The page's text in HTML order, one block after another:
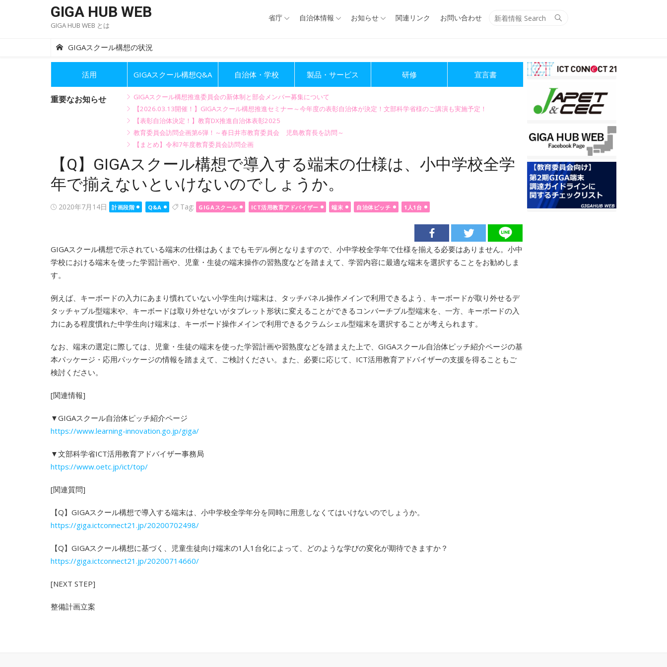
GIGA HUB WEB
GIGA HUB WEB とは
Search
省庁 自治体情報 お知らせ 関連リンク お問い合わせ
GIGAスクール構想の状況
活用 GIGAスクール構想Q&A 自治体・学校 製品・サービス 研修 宣言書
重要なお知らせ
GIGAスクール構想推進委員会の新体制と部会メンバー募集について
【2026.03.13開催！】GIGAスクール構想推進セミナー～今年度の表彰自治体が決定！文部科学省様のご講演も実施予定！
【表彰自治体決定！】教育DX推進自治体表彰2025
教育委員会訪問企画第6弾！～春日井市教育委員会 児島教育長を訪問～
【まとめ】令和7年度教育委員会訪問企画
【Q】GIGAスクール構想で導入する端末の仕様は、小中学校全学
年で揃えないといけないのでしょうか。
Posted
2020年7月14日 計画段階 Q&A Tag: GIGAスクール ICT活用教育アドバイザー 端末 自治体ピッチ 1人1台
GIGAスクール構想で示されている端末の仕様はあくまでもモデル例となりますので、小中学校全学年で仕様を揃える必要はありません。小中
学校における端末を使った学習計画や、児童・生徒の端末操作の習熟度などを踏まえて、学習内容に最適な端末を選択することをお勧めしま
す。
例えば、キーボードの入力にあまり慣れていない小学生向け端末は、タッチパネル操作メインで利用できるよう、キーボードが取り外せるデ
タッチャブル型端末や、キーボードは取り外せないがタブレット形状に変えることができるコンバーチブル型端末を、一方、キーボードの入
力にある程度慣れた中学生向け端末は、キーボード操作メインで利用できるクラムシェル型端末を選択することが考えられます。
なお、端末の選定に際しては、児童・生徒の端末を使った学習計画や習熟度などを踏まえた上で、GIGAスクール自治体ピッチ紹介ページの基
本パッケージ・応用パッケージの情報を踏まえて、ご検討ください。また、必要に応じて、ICT活用教育アドバイザーの支援を得ることもご
検討ください。
[関連情報]
▼GIGAスクール自治体ピッチ紹介ページ
https://www.learning-innovation.go.jp/giga/
▼文部科学省ICT活用教育アドバイザー事務局
https://www.oetc.jp/ict/top/
[関連質問]
【Q】GIGAスクール構想で導入する端末は、小中学校全学年分を同時に用意しなくてはいけないのでしょうか。
https://giga.ictconnect21.jp/20200702498/
【Q】GIGAスクール構想に基づく、児童生徒向け端末の1人1台化によって、どのような学びの変化が期待できますか？
https://giga.ictconnect21.jp/20200714660/
[NEXT STEP]
整備計画立案